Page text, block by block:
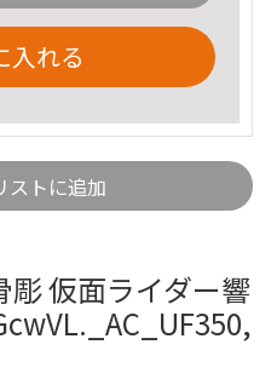
入れる
ストに追加
彫 仮面ライダー響